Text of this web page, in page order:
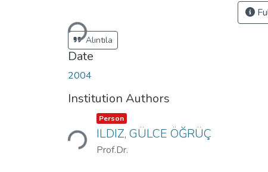
Loading...Alıntıla
Date
2004
Institution Authors
Loading... Item type:
Person ,
ILDIZ, GÜLCE ÖĞRÜÇ
Prof.Dr.